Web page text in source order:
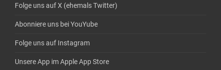
Folge uns auf X (ehemals Twitter)
Abonniere uns bei YouYube
Folge uns auf Instagram
Unsere App im Apple App Store